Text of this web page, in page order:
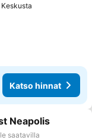
Katso hinnat
Neapolis
saatavilla